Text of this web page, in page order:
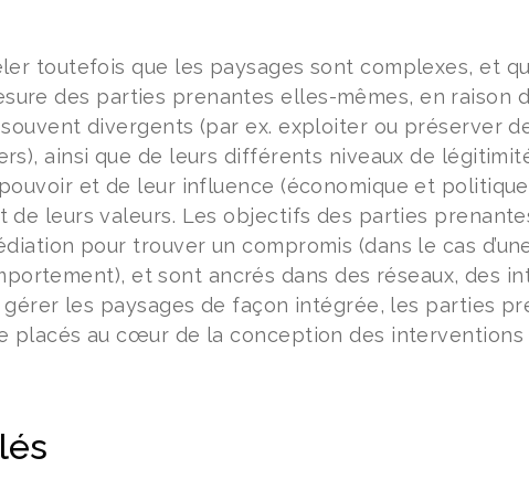
toutefois que les paysages sont complexes, et
des parties prenantes elles-mêmes, en raison
divergents (par ex. exploiter ou préserver
ainsi que de leurs différents niveaux de
et de leur influence (économique et
de leurs valeurs. Les objectifs des parties
pour trouver un compromis (dans le cas
et sont ancrés dans des réseaux, des
gérer les paysages de façon intégrée, les parties
placés au cœur de la conception des interventions